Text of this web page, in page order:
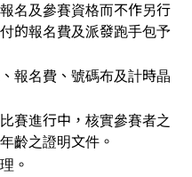
名及參賽資格而不作另行
的報名費及派發跑手包予
報名費、號碼布及計時晶
賽進行中，核實參賽者之
齡之證明文件。
。